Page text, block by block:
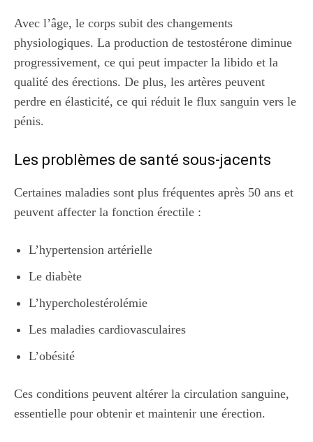
Avec l’âge, le corps subit des changements
physiologiques. La production de testostérone diminue
progressivement, ce qui peut impacter la libido et la
qualité des érections. De plus, les artères peuvent
perdre en élasticité, ce qui réduit le flux sanguin vers le
pénis.
Les problèmes de santé sous-jacents
Certaines maladies sont plus fréquentes après 50 ans et
peuvent affecter la fonction érectile :
L’hypertension artérielle
Le diabète
L’hypercholestérolémie
Les maladies cardiovasculaires
L’obésité
Ces conditions peuvent altérer la circulation sanguine,
essentielle pour obtenir et maintenir une érection.